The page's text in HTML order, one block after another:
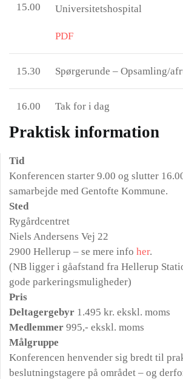
15.00
Universitetshospital
PDF
15.30 Spørgerunde – Opsamling/
16.00 Tak for i dag
Praktisk information
Tid
Konferencen starter 9.00 og slutter
samarbejde med Gentofte Kommune.
Sted
Rygårdcentret
Niels Andersens Vej 22
2900 Hellerup – se mere info her.
(NB ligger i gåafstand fra Hellerup
gode parkeringsmuligheder)
Pris
Deltagergebyr 1.495 kr. ekskl. moms
Medlemmer 995,- ekskl. moms
Målgruppe
Konferencen henvender sig bredt til
beslutningstagere på området – og